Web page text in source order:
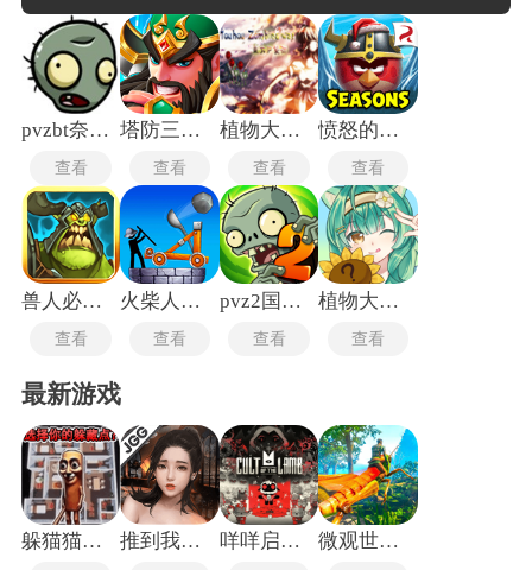
有不同的属性和行为模式，部分敌人具备特殊能力，如隐身或
快速移动，增加防守难度。需要合理分配金币等资源，用于建
造和升级防御塔，资源的获取和分配策略直接影响游戏成败。
pvzbt奈辞版支线
查看
塔防三国志2
查看
植物大战僵尸东方版
查看
愤怒的小鸟季节版
查看
兽人必须死2中文版
查看
火柴人之守卫城堡2中文版
查看
pvz2国际版
查看
植物大战僵尸抽卡版重制版
查看
最新游戏
躲猫猫行动手机版 推到我总裁 咩咩启示录安卓版 微观世界生存